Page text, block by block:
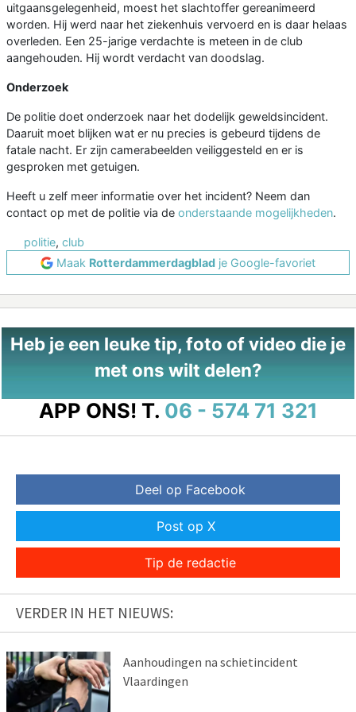
uitgaansgelegenheid, moest het slachtoffer gereanimeerd
worden. Hij werd naar het ziekenhuis vervoerd en is daar helaas
overleden. Een 25-jarige verdachte is meteen in de club
aangehouden. Hij wordt verdacht van doodslag.
Onderzoek
De politie doet onderzoek naar het dodelijk geweldsincident.
Daaruit moet blijken wat er nu precies is gebeurd tijdens de
fatale nacht. Er zijn camerabeelden veiliggesteld en er is
gesproken met getuigen.
Heeft u zelf meer informatie over het incident? Neem dan
contact op met de politie via de onderstaande mogelijkheden.
politie, club
Maak Rotterdammerdagblad je Google-favoriet
Heb je een leuke tip, foto of video die je
met ons wilt delen?
APP ONS! T. 06 - 574 71 321
Deel op Facebook
Post op X
Tip de redactie
VERDER IN HET NIEUWS:
Aanhoudingen na schietincident
Vlaardingen